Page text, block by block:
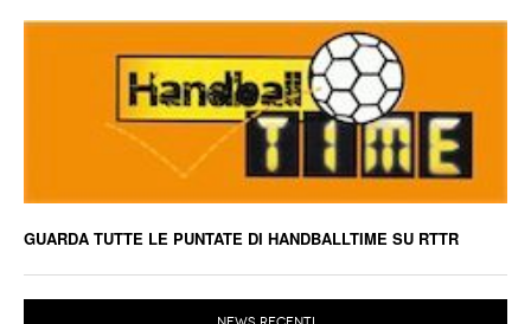
GUARDA TUTTE LE PUNTATE DI HANDBALLTIME SU RTTR